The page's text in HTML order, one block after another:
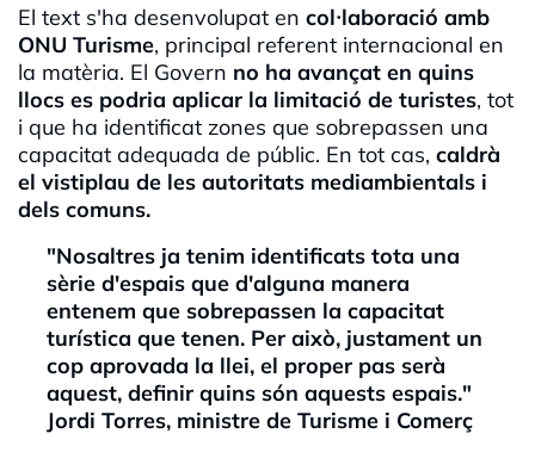
El text s'ha desenvolupat en col·laboració amb
ONU Turisme, principal referent internacional en
la matèria. El Govern no ha avançat en quins
llocs es podria aplicar la limitació de turistes, tot
i que ha identificat zones que sobrepassen una
capacitat adequada de públic. En tot cas, caldrà
el vistiplau de les autoritats mediambientals i
dels comuns.
"Nosaltres ja tenim identificats tota una
sèrie d'espais que d'alguna manera
entenem que sobrepassen la capacitat
turística que tenen. Per això, justament un
cop aprovada la llei, el proper pas serà
aquest, definir quins són aquests espais."
Jordi Torres, ministre de Turisme i Comerç